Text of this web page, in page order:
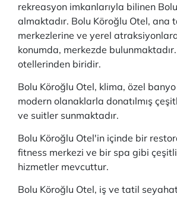
rekreasyon imkanlarıyla bilinen
almaktadır. Bolu Köroğlu Otel, ana
merkezlerine ve yerel
konumda, merkezde
otellerinden biridir.
Bolu Köroğlu Otel, klima, özel
modern olanaklarla donatılmış
ve suitler sunmaktadır.
Bolu Köroğlu Otel'in içinde bir
fitness merkezi ve bir spa gibi
hizmetler mevcuttur.
Bolu Köroğlu Otel, iş ve tatil